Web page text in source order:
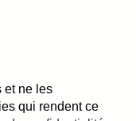
et ne les
qui rendent ce